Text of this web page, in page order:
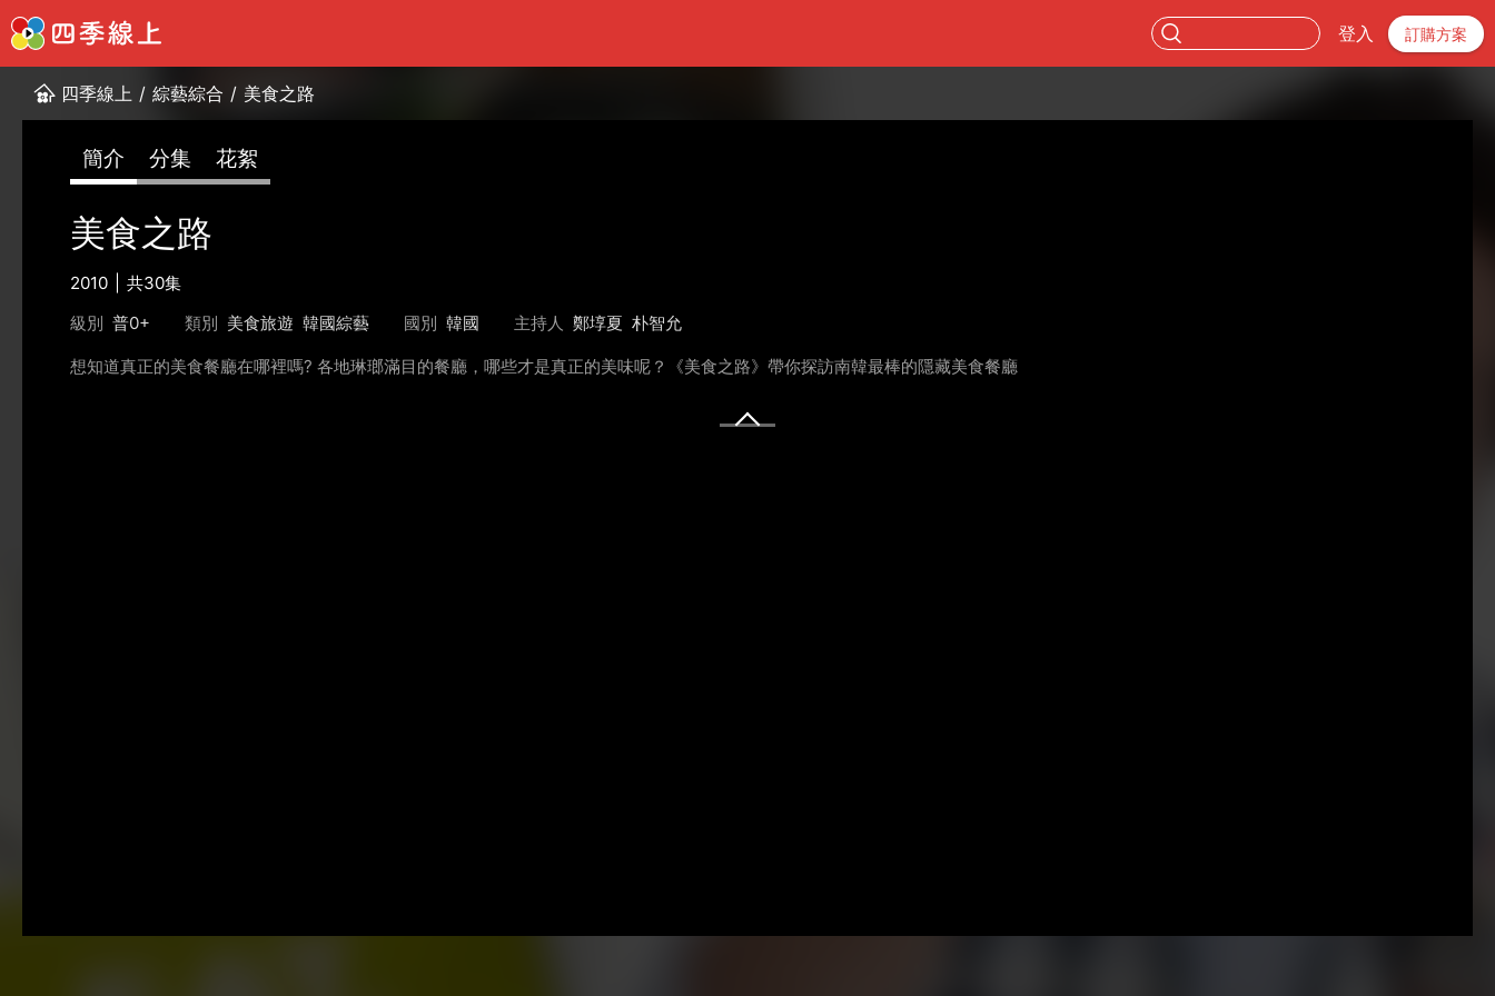
登入 訂購方案
四季線上 / 綜藝綜合 / 美食之路
簡介 分集 花絮
美食之路
2010
共30集
級別 普0+ 類別 美食旅遊 韓國綜藝 國別 韓國 主持人 鄭埻夏 朴智允
想知道真正的美食餐廳在哪裡嗎? 各地琳瑯滿目的餐廳，哪些才是真正的美味呢？《美食之路》帶你探訪南韓最棒的隱藏美食餐廳